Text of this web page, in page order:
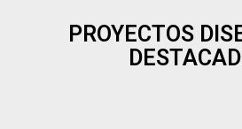
PROYECTOS